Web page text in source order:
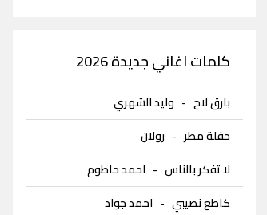
كلمات اغاني جديدة 2026
بارق لاح- وليد الشهري
حفلة مطر - رولان
لا تفكر بالناس- احمد حاطوم
كاطع نصيبي- احمد جواد